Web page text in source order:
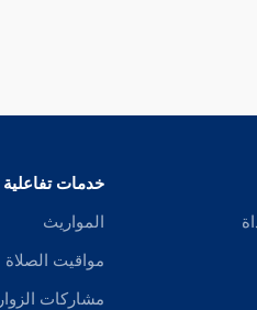
خدمات تفاعلية
المواريث
مواقيت الصلاة
مشاركات الزوار